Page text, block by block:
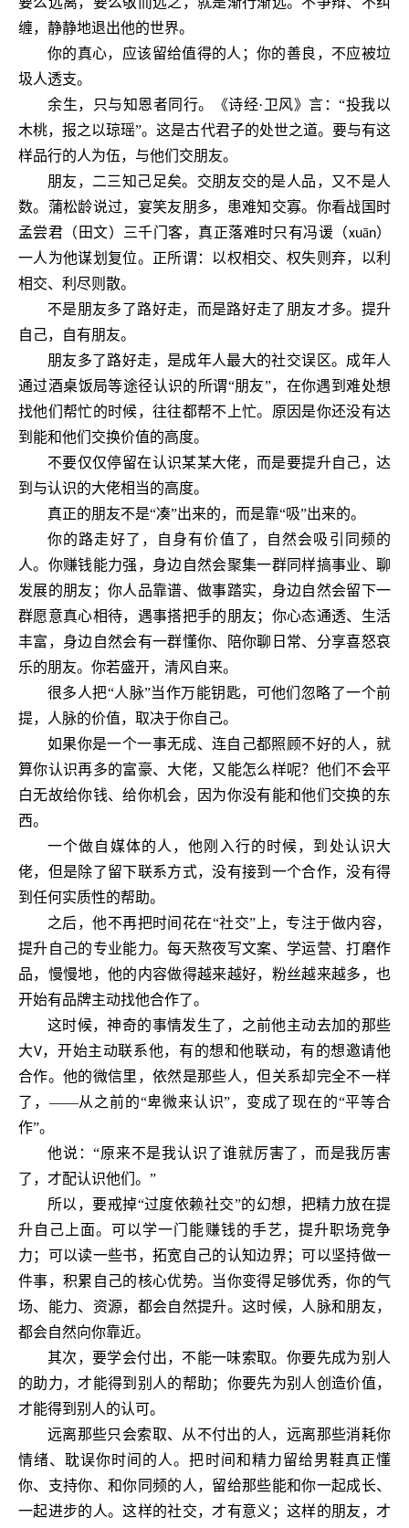
缠，静静地退出他的世界。
你的真心，应该留给值得的人；你的善良，不应被垃
圾人透支。
余生，只与知恩者同行。《诗经·卫风》言：“投我以
木桃，报之以琼瑶”。这是古代君子的处世之道。要与有这
样品行的人为伍，与他们交朋友。
朋友，二三知己足矣。交朋友交的是人品，又不是人
数。蒲松龄说过，宴笑友朋多，患难知交寡。你看战国时
孟尝君（田文）三千门客，真正落难时只有冯谖（xuān）
一人为他谋划复位。正所谓：以权相交、权失则弃，以利
相交、利尽则散。
不是朋友多了路好走，而是路好走了朋友才多。提升
自己，自有朋友。
朋友多了路好走，是成年人最大的社交误区。成年人
通过酒桌饭局等途径认识的所谓“朋友”，在你遇到难处想
找他们帮忙的时候，往往都帮不上忙。原因是你还没有达
到能和他们交换价值的高度。
不要仅仅停留在认识某某大佬，而是要提升自己，达
到与认识的大佬相当的高度。
真正的朋友不是“凑”出来的，而是靠“吸”出来的。
你的路走好了，自身有价值了，自然会吸引同频的
人。你赚钱能力强，身边自然会聚集一群同样搞事业、聊
发展的朋友；你人品靠谱、做事踏实，身边自然会留下一
群愿意真心相待，遇事搭把手的朋友；你心态通透、生活
丰富，身边自然会有一群懂你、陪你聊日常、分享喜怒哀
乐的朋友。你若盛开，清风自来。
很多人把“人脉”当作万能钥匙，可他们忽略了一个前
提，人脉的价值，取决于你自己。
如果你是一个一事无成、连自己都照顾不好的人，就
算你认识再多的富豪、大佬，又能怎么样呢？他们不会平
白无故给你钱、给你机会，因为你没有能和他们交换的东
西。
一个做自媒体的人，他刚入行的时候，到处认识大
佬，但是除了留下联系方式，没有接到一个合作，没有得
到任何实质性的帮助。
之后，他不再把时间花在“社交”上，专注于做内容，
提升自己的专业能力。每天熬夜写文案、学运营、打磨作
品，慢慢地，他的内容做得越来越好，粉丝越来越多，也
开始有品牌主动找他合作了。
这时候，神奇的事情发生了，之前他主动去加的那些
大V，开始主动联系他，有的想和他联动，有的想邀请他
合作。他的微信里，依然是那些人，但关系却完全不一样
了，——从之前的“卑微来认识”，变成了现在的“平等合
作”。
他说：“原来不是我认识了谁就厉害了，而是我厉害
了，才配认识他们。”
所以，要戒掉“过度依赖社交”的幻想，把精力放在提
升自己上面。可以学一门能赚钱的手艺，提升职场竞争
力；可以读一些书，拓宽自己的认知边界；可以坚持做一
件事，积累自己的核心优势。当你变得足够优秀，你的气
场、能力、资源，都会自然提升。这时候，人脉和朋友，
都会自然向你靠近。
其次，要学会付出，不能一味索取。你要先成为别人
的助力，才能得到别人的帮助；你要先为别人创造价值，
才能得到别人的认可。
远离那些只会索取、从不付出的人，远离那些消耗你
情绪、耽误你时间的人。把时间和精力留给男鞋真正懂
你、支持你、和你同频的人，留给那些能和你一起成长、
一起进步的人。这样的社交，才有意义；这样的朋友，才